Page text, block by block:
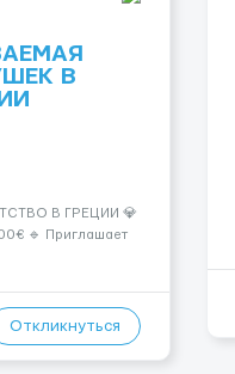
В
В ГРЕЦИИ 💎
🔹 Приглашает
для тебя! 🔹
Откликнуться